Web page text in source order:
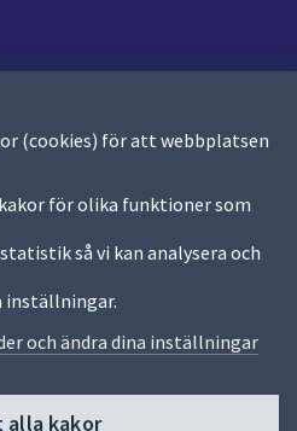
(cookies) för att webbplatsen
för olika funktioner som
så vi kan analysera och
inställningar.
och ändra dina inställningar
alla kakor